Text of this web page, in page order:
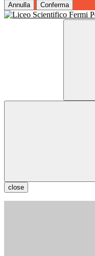
Annulla Conferma
close